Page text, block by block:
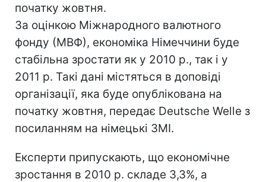
початку жовтня.
За оцінкою Міжнародного валютного
фонду (МВФ), економіка Німеччини буде
стабільна зростати як у 2010 р., так і у
2011 р. Такі дані містяться в доповіді
організації, яка буде опублікована на
початку жовтня, передає Deutsche Welle з
посиланням на німецькі ЗМІ.
Експерти припускають, що економічне
зростання в 2010 р. складе 3,3%, а